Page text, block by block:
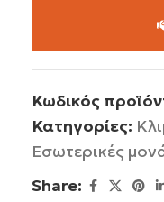
Κωδικός
Κατηγορίες:
Εσωτερικές
Share: